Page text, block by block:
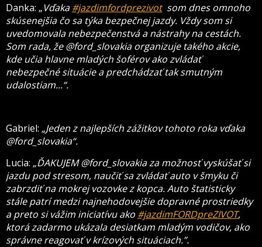
Danka: „Vďaka#jazdimfordprezivotsom dnes omnoho
skúsenejšia čo sa týka bezpečnej jazdy. Vždy som si
uvedomovala nebezpečenstvá a nástrahy na cestách.
Som rada, že @ford_slovakia organizuje takého akcie,
kde učia hlavne mladých šoférov ako zvládať
nebezpečné situácie a predchádzať tak smutným
udalostiam...“.
Gabriel: „Jeden z najlepších zážitkov tohoto roka vďaka
@ford_slovakia“.
Lucia: „ĎAKUJEM @ford_slovakia za možnosť vyskúšať si
jazdu pod stresom, naučiť sa zvládať auto v šmyku či
zabrzdiť na mokrej vozovke z kopca. Auto štatisticky
stále patrí medzi najnehodovejšie dopravné prostriedky
a preto si vážim iniciatívu ako #jazdimFORDpreZIVOT,
ktorá zadarmo ukázala desiatkam mladým vodičov, ako
správne reagovať v krízových situáciach.”.